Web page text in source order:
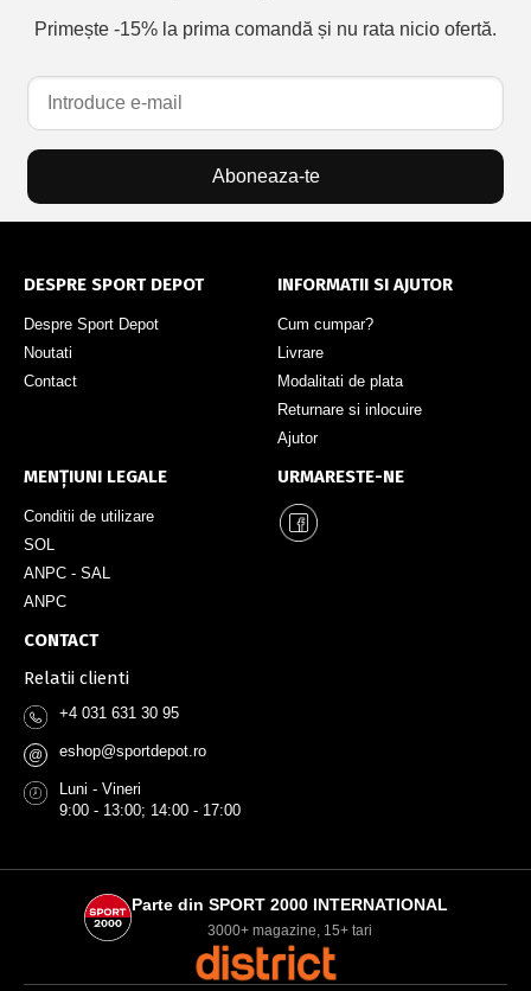
Primește -15% la prima comandă și nu rata nicio ofertă.
Aboneaza-te
DESPRE SPORT DEPOT
Despre Sport Depot
Noutati
Contact
INFORMATII SI AJUTOR
Cum cumpar?
Livrare
Modalitati de plata
Returnare si inlocuire
Ajutor
MENȚIUNI LEGALE
Conditii de utilizare
SOL
ANPC - SAL
ANPC
URMARESTE-NE
CONTACT
Relatii clienti
+4 031 631 30 95
@ eshop@sportdepot.ro
Luni - Vineri
9:00 - 13:00; 14:00 - 17:00
Parte din SPORT 2000 INTERNATIONAL
3000+ magazine, 15+ tari